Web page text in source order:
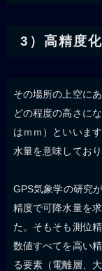
3）高精度
その場所の上空に
どの程度の高さに
はｍｍ）といいま
水量を意味してお
GPS気象学の研究
精度で可降水量を
た。そもそも測位
数値すべてを高い
る要素（電離層、